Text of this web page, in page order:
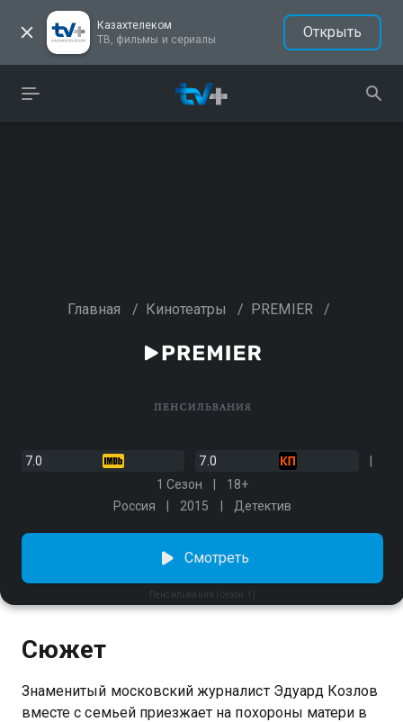
Казахтелеком
ТВ, фильмы и сериалы
Открыть
Главная / Кинотеатры / PREMIER /
7.0
7.0
1 Сезон
18+
Россия
2015 Детектив
Пенсильвания (сезон 1)
Смотреть
Сюжет
Знаменитый московский журналист Эдуард Козлов
вместе с семьей приезжает на похороны матери в